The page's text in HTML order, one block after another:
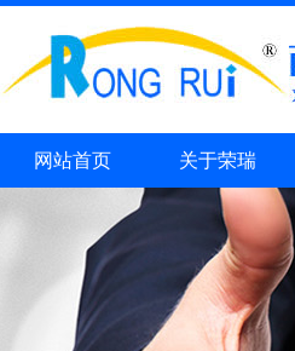
网站首页 关于荣瑞